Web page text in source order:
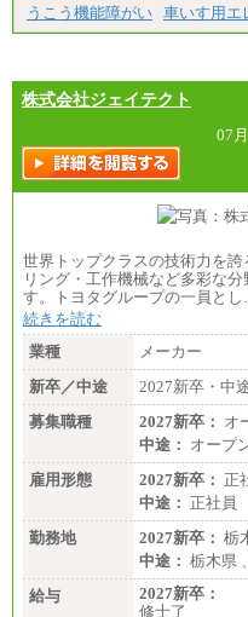
うこう機能障がい 車いす用エ
株式会社ジェイテクト
07
世界トップクラスの技術力を
リング・工作機械など多彩な
す。トヨタグループの一員と
続きを読む
業種
メーカー
新卒／中途
2027新卒・中
募集職種
2027新卒： オ
中途： オー
雇用形態
2027新卒： 正
中途： 正社員
勤務地
2027新卒： 栃
中途： 栃木県
給与
2027新卒：
修士了 （